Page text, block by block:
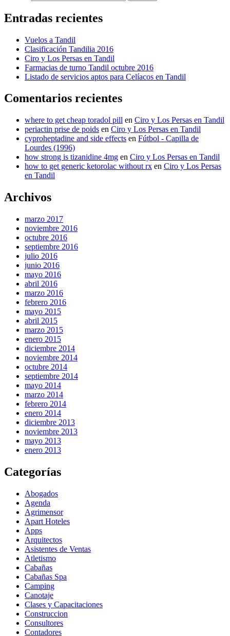
Entradas recientes
Vuelos a Tandil
Clasificación Tandilia 2016
Ciro y Los Persas en Tandil
Farmacias de turno Tandil octubre 2016
Listado de servicios aptos para Celíacos en Tandil
Comentarios recientes
where to get cheap toradol pill en Ciro y Los Persas en Tandil
periactin prise de poids en Ciro y Los Persas en Tandil
cyproheptadine and side effects en Fútbol - Capilla de
Lourdes (1996)
how strong is tizanidine 4mg en Ciro y Los Persas en Tandil
how to get generic ketorolac without rx en Ciro y Los Persas
en Tandil
Archivos
marzo 2017
noviembre 2016
octubre 2016
septiembre 2016
julio 2016
junio 2016
mayo 2016
abril 2016
marzo 2016
febrero 2016
mayo 2015
abril 2015
marzo 2015
enero 2015
diciembre 2014
noviembre 2014
octubre 2014
septiembre 2014
mayo 2014
marzo 2014
febrero 2014
enero 2014
diciembre 2013
noviembre 2013
mayo 2013
enero 2013
Categorías
Abogados
Agenda
Agrimensor
Apart Hoteles
Apps
Arquitectos
Asistentes de Ventas
Atletismo
Cabañas
Cabañas Spa
Camping
Canotaje
Clases y Capacitaciones
Construccion
Consultores
Contadores